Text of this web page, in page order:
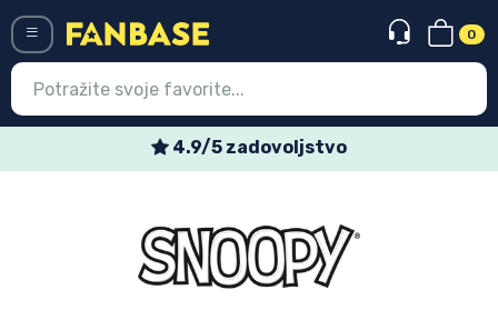
0
4.9/5 zadovoljstvo
Najnovije proizvodi